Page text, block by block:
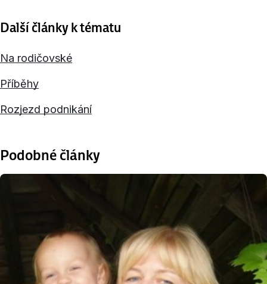
Další články k tématu
Na rodičovské
Příběhy
Rozjezd podnikání
Podobné články